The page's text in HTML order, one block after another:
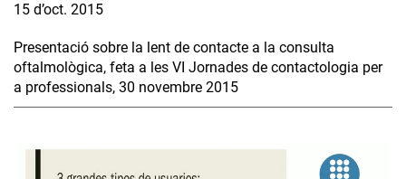
15 d’oct. 2015
Presentació sobre la lent de contacte a la consulta
oftalmològica, feta a les VI Jornades de contactologia per
a professionals, 30 novembre 2015